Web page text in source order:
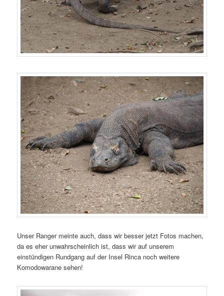
Unser Ranger meinte auch, dass wir besser jetzt Fotos machen,
da es eher unwahrscheinlich ist, dass wir auf unserem
einstündigen Rundgang auf der Insel Rinca noch weitere
Komodowarane sehen!